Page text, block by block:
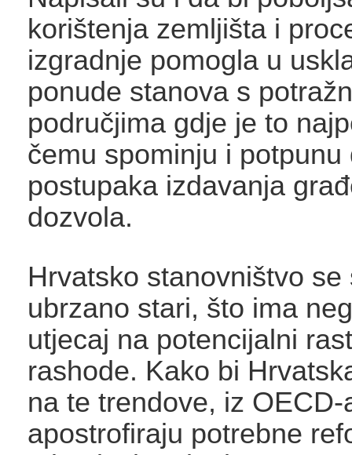
korištenja zemljišta i
izgradnje pomogla u
ponude stanova s
područjima gdje je to
čemu spominju i potpunu
postupaka izdavanja
dozvola.
Hrvatsko stanovništvo se
ubrzano stari, što ima
utjecaj na potencijalni
rashode. Kako bi
na te trendove, iz OECD-
apostrofiraju potrebne